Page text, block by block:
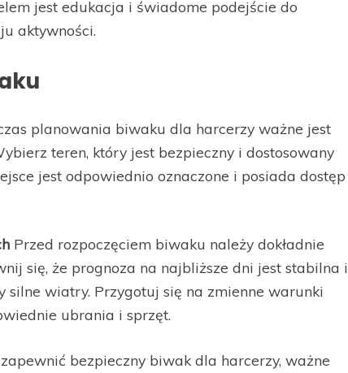
jest edukacja i świadome podejście do
aktywności.
planowania biwaku dla harcerzy ważne jest
teren, który jest bezpieczny i dostosowany
jest odpowiednio oznaczone i posiada dostęp
Przed rozpoczęciem biwaku należy dokładnie
się, że prognoza na najbliższe dni jest stabilna i
silne wiatry. Przygotuj się na zmienne warunki
ubrania i sprzęt.
bezpieczny biwak dla harcerzy, ważne